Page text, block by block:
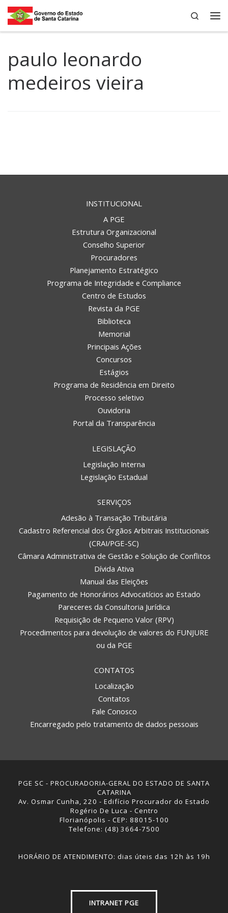
Skip to content
Search
paulo leonardo
medeiros vieira
INSTITUCIONAL
A PGE
Estrutura Organizacional
Conselho Superior
Procuradores
Planejamento Estratégico
Programa de Integridade e Compliance
Centro de Estudos
Revista da PGE
Biblioteca
Memorial
Principais Ações
Concursos
Estágios
Programa de Residência em Direito
Processo seletivo
Ouvidoria
Portal da Transparência
LEGISLAÇÃO
Legislação Interna
Legislação Estadual
SERVIÇOS
Adesão à Transação Tributária
Cadastro Referencial dos Órgãos Arbitrais Institucionais
(CRAI/PGE-SC)
Câmara Administrativa de Gestão e Solução de Conflitos
Dívida Ativa
Manual das Eleições
Pagamento de Honorários Advocatícios ao Estado
Pareceres da Consultoria Jurídica
Requisição de Pequeno Valor (RPV)
Procedimentos para devolução de valores do FUNJURE
ou da PGE
CONTATOS
Localização
Contatos
Fale Conosco
Encarregado pelo tratamento de dados pessoais
PGE SC - PROCURADORIA-GERAL DO ESTADO DE SANTA
CATARINA
Av. Osmar Cunha, 220 - Edifício Procurador do Estado
Rogério De Luca - Centro
Florianópolis - CEP: 88015-100
Telefone: (48) 3664-7500
HORÁRIO DE ATENDIMENTO: dias úteis das 12h às 19h
INTRANET PGE